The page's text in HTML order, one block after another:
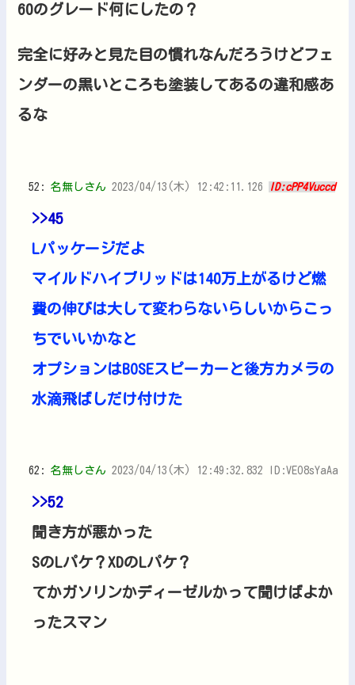
60のグレード何にしたの？
完全に好みと見た目の慣れなんだろうけどフェ
ンダーの黒いところも塗装してあるの違和感あ
るな
52: 名無しさん 2023/04/13(木) 12:42:11.126 ID:cPP4Vuccd
>>45
Lパッケージだよ
マイルドハイブリッドは140万上がるけど燃
費の伸びは大して変わらないらしいからこっ
ちでいいかなと
オプションはBOSEスピーカーと後方カメラの
水滴飛ばしだけ付けた
62: 名無しさん 2023/04/13(木) 12:49:32.832 ID:VEO8sYaAa
>>52
聞き方が悪かった
SのLパケ？XDのLパケ？
てかガソリンかディーゼルかって聞けばよか
ったスマン